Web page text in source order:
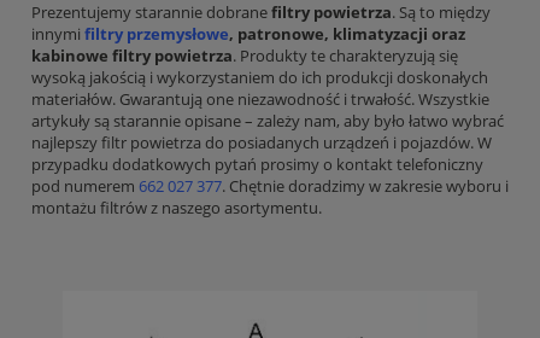
Prezentujemy starannie dobranefiltry powietrza. Są to między
innymi filtry przemysłowe, patronowe, klimatyzacji oraz
kabinowe filtry powietrza. Produkty te charakteryzują się
wysoką jakością i wykorzystaniem do ich produkcji doskonałych
materiałów. Gwarantują one niezawodność i trwałość. Wszystkie
artykuły są starannie opisane – zależy nam, aby było łatwo wybrać
najlepszy filtr powietrza do posiadanych urządzeń i pojazdów. W
przypadku dodatkowych pytań prosimy o kontakt telefoniczny
pod numerem 662 027 377. Chętnie doradzimy w zakresie wyboru i
montażu filtrów z naszego asortymentu.